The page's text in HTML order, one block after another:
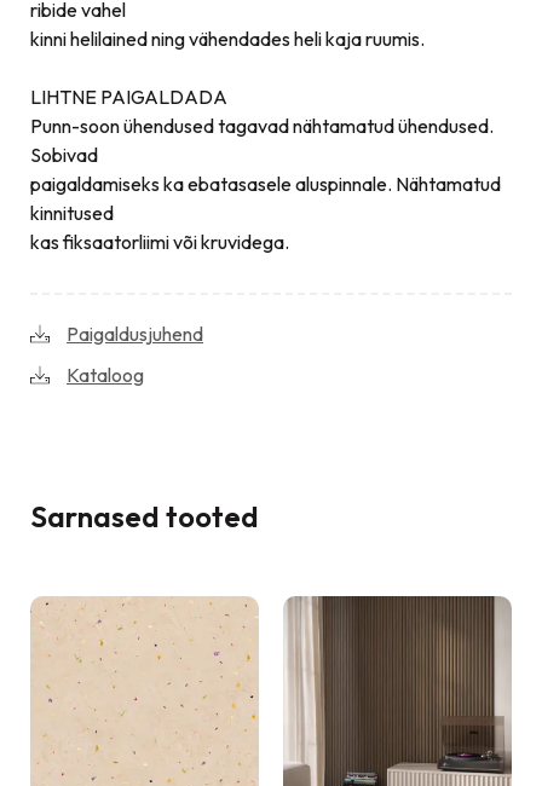
ribide vahel
kinni helilained ning vähendades heli kaja ruumis.
LIHTNE PAIGALDADA
Punn-soon ühendused tagavad nähtamatud ühendused.
Sobivad
paigaldamiseks ka ebatasasele aluspinnale. Nähtamatud
kinnitused
kas fiksaatorliimi või kruvidega.
Paigaldusjuhend
Kataloog
Sarnased tooted